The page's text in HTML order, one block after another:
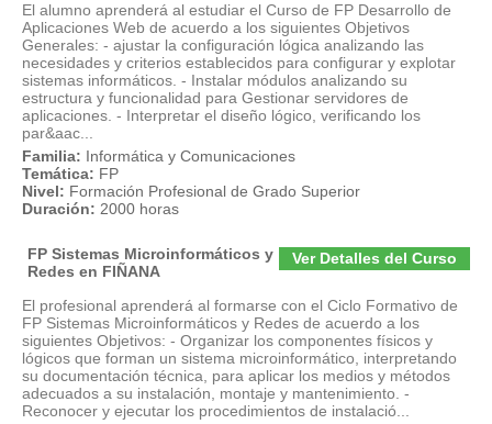
El alumno aprenderá al estudiar el Curso de FP Desarrollo de
Aplicaciones Web de acuerdo a los siguientes Objetivos
Generales: - ajustar la configuración lógica analizando las
necesidades y criterios establecidos para configurar y explotar
sistemas informáticos. - Instalar módulos analizando su
estructura y funcionalidad para Gestionar servidores de
aplicaciones. - Interpretar el diseño lógico, verificando los
par&aac...
Familia: Informática y Comunicaciones
Temática: FP
Nivel: Formación Profesional de Grado Superior
Duración: 2000 horas
Ver Detalles del Curso
FP Sistemas Microinformáticos y
Redes en FIÑANA
El profesional aprenderá al formarse con el Ciclo Formativo de
FP Sistemas Microinformáticos y Redes de acuerdo a los
siguientes Objetivos: - Organizar los componentes físicos y
lógicos que forman un sistema microinformático, interpretando
su documentación técnica, para aplicar los medios y métodos
adecuados a su instalación, montaje y mantenimiento. -
Reconocer y ejecutar los procedimientos de instalació...